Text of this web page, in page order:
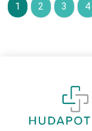
1 2 3 4